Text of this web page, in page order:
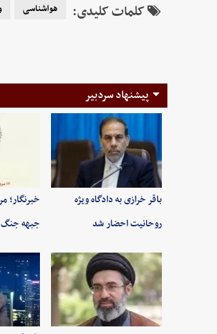
کلمات کلیدی: هواشناسی
پیشنهاد سردبیر
باقر خرازی به دادگاه ویژه
روحانیت احضار شد
خبرنگار؛
جبهه جنگ